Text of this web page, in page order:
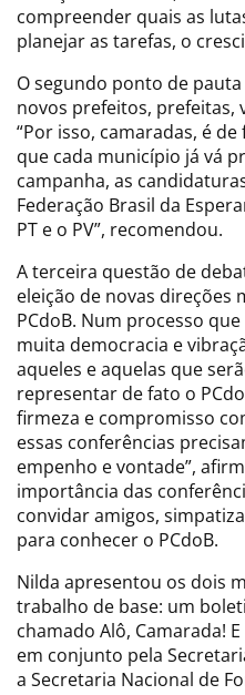
compreender quais as
planejar as tarefas, o
O segundo ponto de
novos prefeitos, prefeitas,
“Por isso, camaradas, é
que cada município já vá
campanha, as
Federação Brasil da
PT e o PV”, recomendou.
A terceira questão de
eleição de novas direções
PCdoB. Num processo
muita democracia e
aqueles e aquelas que
representar de fato o
firmeza e compromisso
essas conferências
empenho e vontade”,
importância das
convidar amigos,
para conhecer o PCdoB.
Nilda apresentou os dois
trabalho de base: um
chamado Alô, Camarada!
em conjunto pela
a Secretaria Nacional de